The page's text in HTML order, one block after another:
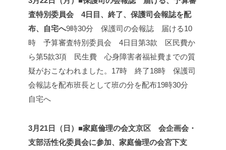
査特別委員会 4日目、終了、保護司会報誌を配
布、自宅へ9時30分 保護司の会報誌 届ける10
時 予算審査特別委員会 4日目第3款 区民費か
ら第5款3項 民生費 心身障害者福祉費までの質
疑がおこなわれました。 17時 終了18時 保護司
会報誌を配布班長として班の分を配布19時30分
自宅へ
3月21日（日）■家庭倫理の会文京区 会企画会・
支部活性化委員会に参加、家庭倫理の会宮下支